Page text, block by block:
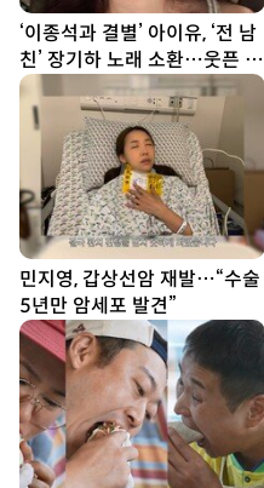
‘이종석과 결별’ 아이유, ‘전 남
친’ 장기하 노래 소환…웃픈 타
이밍
민지영, 갑상선암 재발…“수술
5년만 암세포 발견”